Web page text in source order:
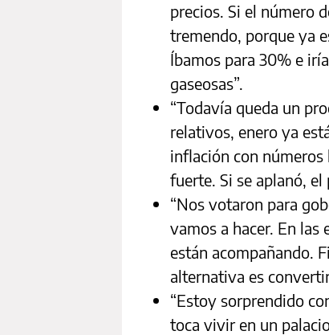
precios. Si el número
tremendo, porque ya
Íbamos para 30% e
gaseosas”.
“Todavía queda un
relativos, enero ya
inflación con números
fuerte. Si se aplanó, el
“Nos votaron para
vamos a hacer. En
están acompañando.
alternativa es
“Estoy sorprendido
toca vivir en un